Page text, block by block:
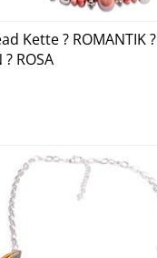
Details ansehen ›
Kette ? ROMANTIK ?
? ROSA